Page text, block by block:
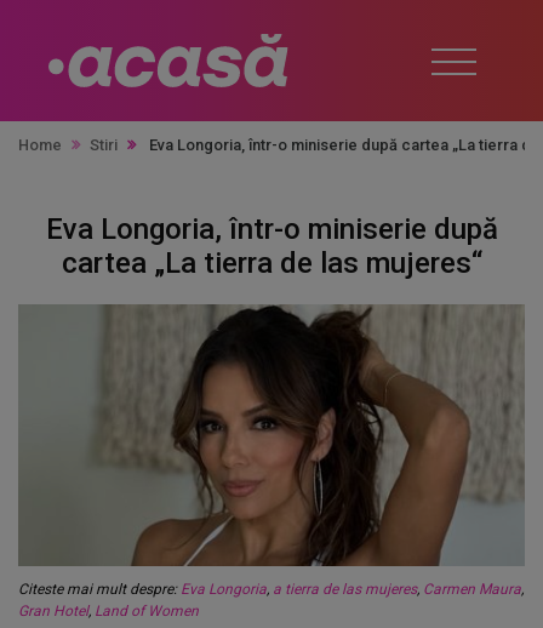
Home Stiri Eva Longoria, într-o miniserie după cartea „La tierra
Eva Longoria, într-o miniserie după
cartea „La tierra de las mujeres“
Citeste mai mult despre: Eva Longoria, a tierra de las mujeres, Carmen Maura,
Gran Hotel, Land of Women